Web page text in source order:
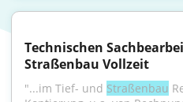
Technischen
Straßenbau Vollzeit
"...im Tief- und Straßenbau